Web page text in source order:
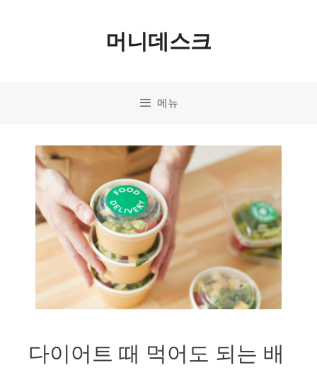
머니데스크
메뉴
다이어트 때 먹어도 되는 배